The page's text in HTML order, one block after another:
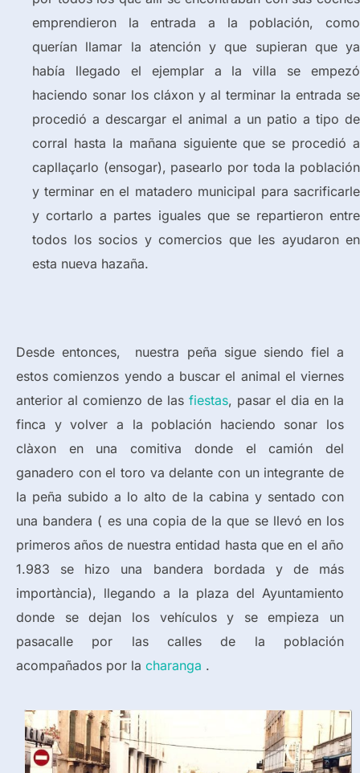
emprendieron la entrada a la población, como
querían llamar la atención y que supieran que ya
había llegado el ejemplar a la villa se empezó
haciendo sonar los cláxon y al terminar la entrada se
procedió a descargar el animal a un patio a tipo de
corral hasta la mañana siguiente que se procedió a
capllaçarlo (ensogar), pasearlo por toda la población
y terminar en el matadero municipal para sacrificarle
y cortarlo a partes iguales que se repartieron entre
todos los socios y comercios que les ayudaron en
esta nueva hazaña.
Desde entonces, nuestra peña sigue siendo fiel a
estos comienzos yendo a buscar el animal el viernes
anterior al comienzo de las fiestas, pasar el dia en la
finca y volver a la población haciendo sonar los
clàxon en una comitiva donde el camión del
ganadero con el toro va delante con un integrante de
la peña subido a lo alto de la cabina y sentado con
una bandera ( es una copia de la que se llevó en los
primeros años de nuestra entidad hasta que en el año
1.983 se hizo una bandera bordada y de más
importància), llegando a la plaza del Ayuntamiento
donde se dejan los vehículos y se empieza un
pasacalle por las calles de la población
acompañados por la charanga .